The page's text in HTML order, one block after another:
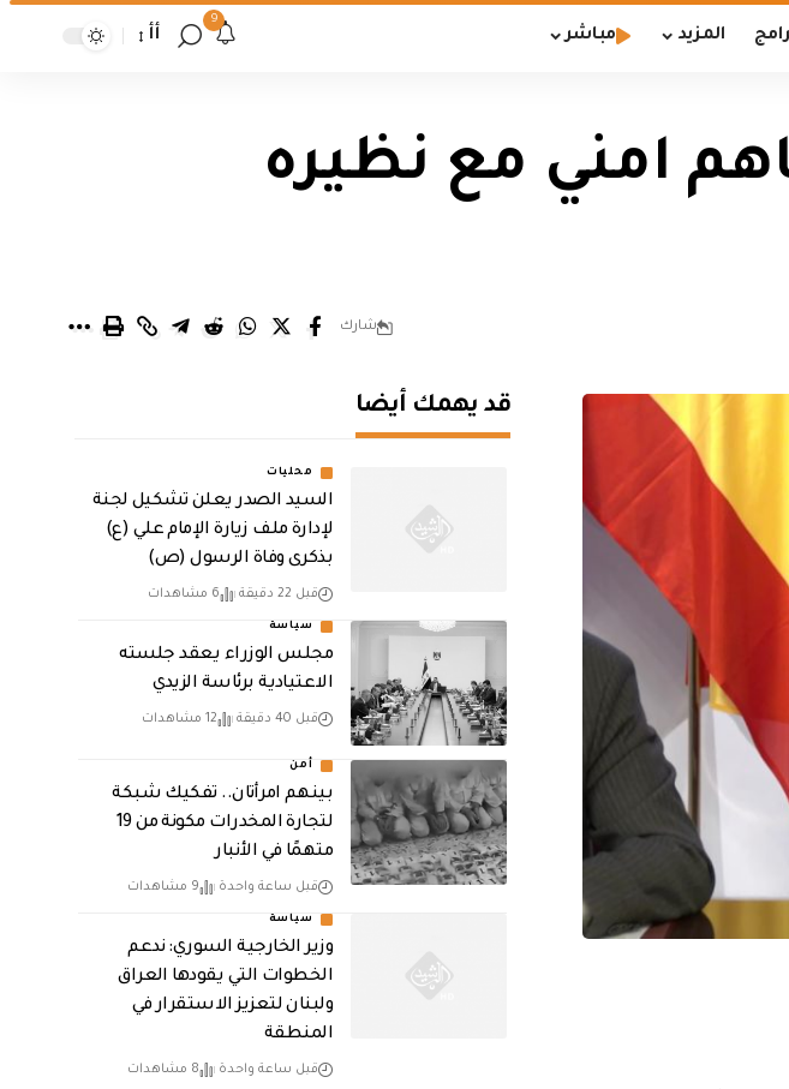
المزيد مباشر
9
أأ
امني مع نظيره
شارك
قد يهمك أيضا
محليات
السيد الصدر يعلن تشكيل لجنة
لإدارة ملف زيارة الإمام علي (ع)
بذكرى وفاة الرسول (ص)
قبل 22 دقيقة 6 مشاهدات
سياسة
مجلس الوزراء يعقد جلسته
الاعتيادية برئاسة الزيدي
قبل 40 دقيقة 12 مشاهدات
أمن
بينهم امرأتان.. تفكيك شبكة
لتجارة المخدرات مكونة من 19
متهمًا في الأنبار
قبل ساعة واحدة 9 مشاهدات
سياسة
وزير الخارجية السوري: ندعم
الخطوات التي يقودها العراق
ولبنان لتعزيز الاستقرار في
المنطقة
قبل ساعة واحدة 8 مشاهدات